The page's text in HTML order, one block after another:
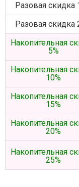
Разовая скидка
Разовая скидка
Накопительная
5%
Накопительная
10%
Накопительная
15%
Накопительная
20%
Накопительная
25%